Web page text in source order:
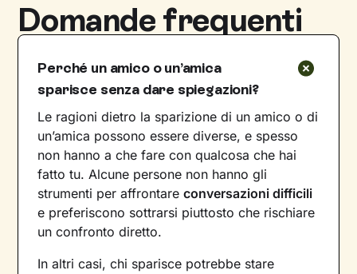
Domande frequenti
Perché un amico o un’amica
sparisce senza dare spiegazioni?
Le ragioni dietro la sparizione di un amico o di
un’amica possono essere diverse, e spesso
non hanno a che fare con qualcosa che hai
fatto tu. Alcune persone non hanno gli
strumenti per affrontareconversazioni difficili
e preferiscono sottrarsi piuttosto che rischiare
un confronto diretto.
In altri casi, chi sparisce potrebbe stare